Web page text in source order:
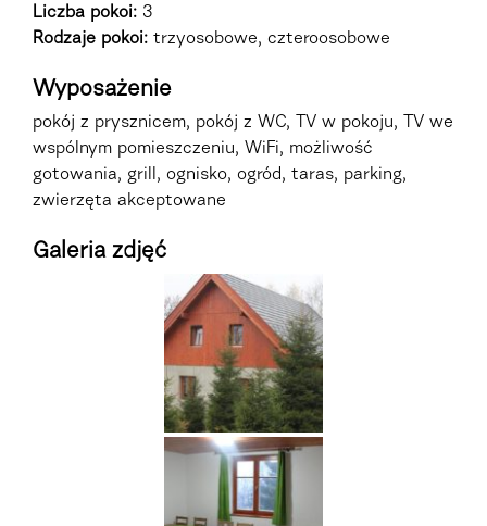
Liczba pokoi: 3
Rodzaje pokoi: trzyosobowe, czteroosobowe
Wyposażenie
pokój z prysznicem, pokój z WC, TV w pokoju, TV we
wspólnym pomieszczeniu, WiFi, możliwość
gotowania, grill, ognisko, ogród, taras, parking,
zwierzęta akceptowane
Galeria zdjęć